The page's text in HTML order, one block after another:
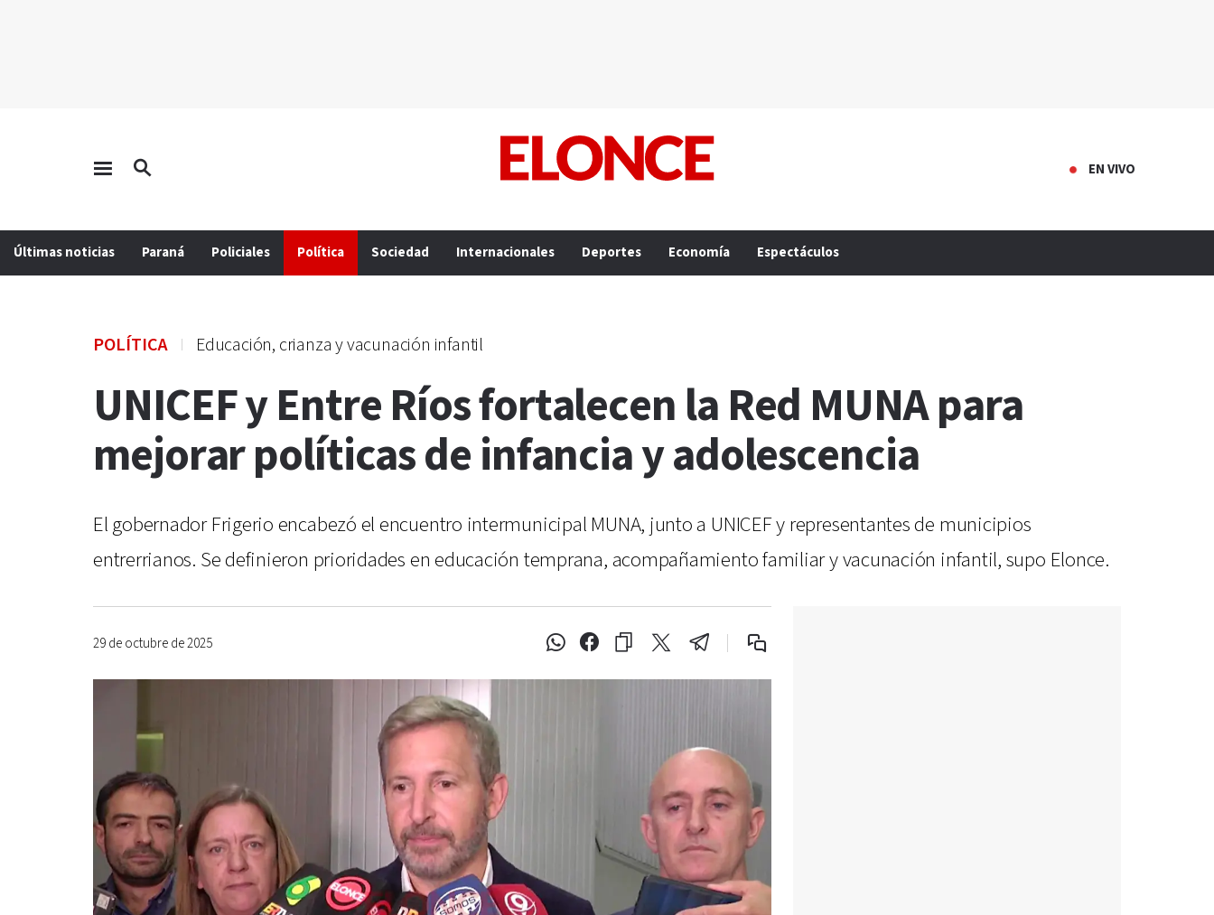
EN VIVO
Últimas noticias Paraná Policiales Política Sociedad Internacionales Deportes Economía Espectáculos
POLÍTICA Educación, crianza y vacunación infantil
UNICEF y Entre Ríos fortalecen la Red MUNA para
mejorar políticas de infancia y adolescencia
El gobernador Frigerio encabezó el encuentro intermunicipal MUNA, junto a UNICEF y representantes de municipios
entrerrianos. Se definieron prioridades en educación temprana, acompañamiento familiar y vacunación infantil, supo Elonce.
29 de octubre de 2025